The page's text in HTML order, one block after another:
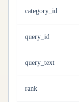
category_id
query_id
query_text
rank